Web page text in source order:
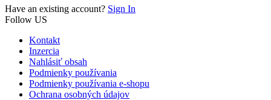
Have an existing account? Sign In
Follow US
Kontakt
Inzercia
Nahlásiť obsah
Podmienky používania
Podmienky používania e-shopu
Ochrana osobných údajov